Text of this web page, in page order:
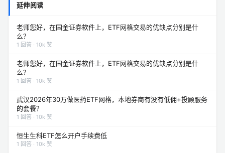
延伸阅读
老师您好，在国金证券软件上，ETF网格交易的优缺点分别是什
么？
1 回答 · 10k 赞
老师您好，在国金证券软件上，ETF网格交易的优缺点分别是什
么？
1 回答 · 10k 赞
武汉2026年30万做医药ETF网格，本地券商有没有低佣+投顾服务
的套餐？
1 回答 · 10k 赞
恒生生科ETF怎么开户手续费低
1 回答 · 10k 赞